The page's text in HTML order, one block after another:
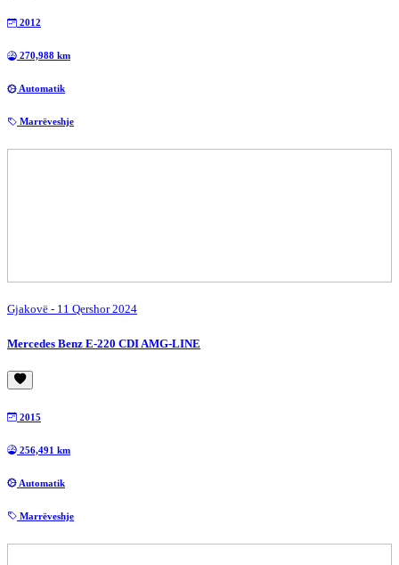
2012
270,988 km
Automatik
Marrëveshje
Gjakovë - 11 Qershor 2024
Mercedes Benz E-220 CDI AMG-LINE
2015
256,491 km
Automatik
Marrëveshje